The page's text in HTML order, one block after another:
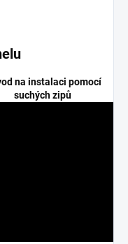
na instalaci pomocí
suchých zipů